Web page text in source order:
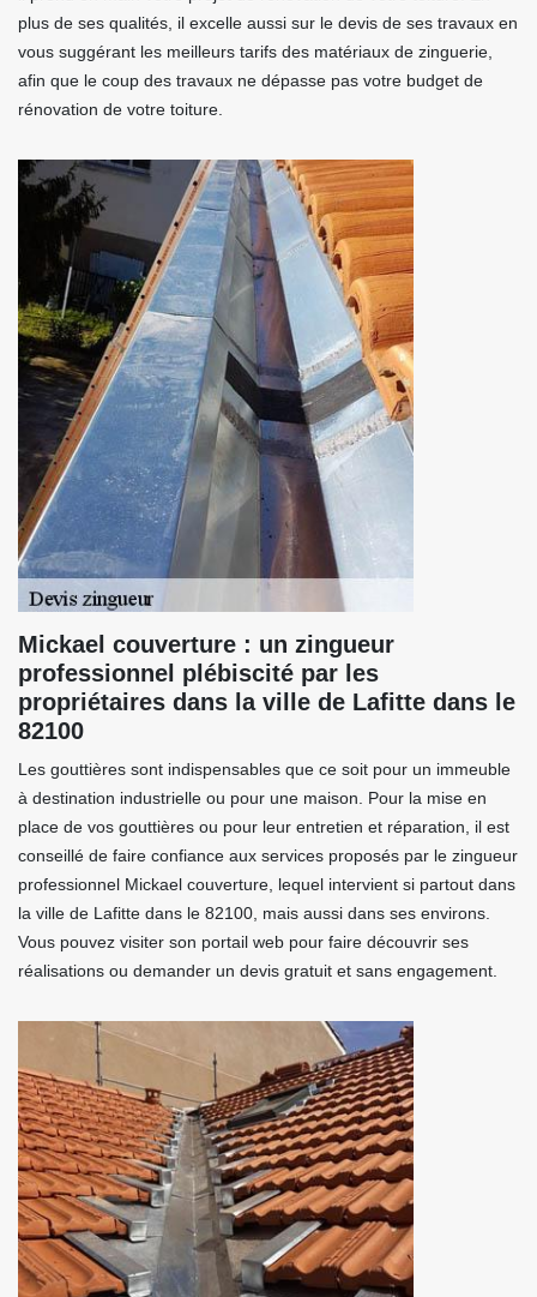
plus de ses qualités, il excelle aussi sur le devis de ses travaux en
vous suggérant les meilleurs tarifs des matériaux de zinguerie,
afin que le coup des travaux ne dépasse pas votre budget de
rénovation de votre toiture.
Mickael couverture : un zingueur
professionnel plébiscité par les
propriétaires dans la ville de Lafitte dans le
82100
Les gouttières sont indispensables que ce soit pour un immeuble
à destination industrielle ou pour une maison. Pour la mise en
place de vos gouttières ou pour leur entretien et réparation, il est
conseillé de faire confiance aux services proposés par le zingueur
professionnel Mickael couverture, lequel intervient si partout dans
la ville de Lafitte dans le 82100, mais aussi dans ses environs.
Vous pouvez visiter son portail web pour faire découvrir ses
réalisations ou demander un devis gratuit et sans engagement.